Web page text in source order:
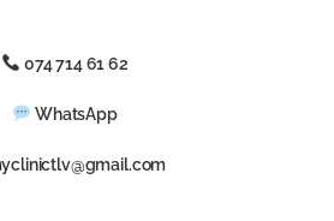
074 714 61 62
WhatsApp